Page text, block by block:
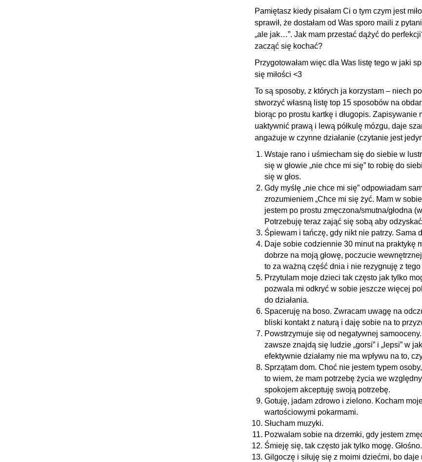
Pamiętasz kiedy pisałam Ci o tym czym jest
sprawił, że dostałam od Was sporo maili z
„ale jak…”. Jak mam przestać dążyć do
zacząć się kochać?
Przygotowałam więc dla Was listę tego w jaki
się miłości <3
To są sposoby, z których ja korzystam – niech
stworzyć własną listę top 15 sposobów na
biorąc po prostu kartkę i długopis.
uaktywnić prawą i lewą półkulę mózgu, daje
angażuje w czynne działanie (czytanie jest
Wstaje rano i uśmiecham się do siebie w
się w głowie „nie chce mi się” to robię do
się w głos.
Gdy myślę „nie chce mi się” odpowiadam
zrozumieniem „Chce mi się żyć. Mam w
jestem po prostu zmęczona/smutna/głodna
Potrzebuję teraz zająć się sobą aby
Śpiewam i tańczę, gdy nikt nie patrzy. Sama
Daje sobie codziennie 30 minut na praktykę
dobrze na moją głowę, poczucie
to za ważną część dnia i nie rezygnuję z tego
Przytulam moje dzieci tak często jak tylko
pozwala mi odkryć w sobie jeszcze więcej
do działania.
Spaceruję na boso. Zwracam uwagę na
bliski kontakt z naturą i daję sobie na to
Powstrzymuje się od negatywnej
zawsze znajdą się ludzie „gorsi” i „lepsi” w
efektywnie działamy nie ma wpływu na to,
Sprzątam dom. Choć nie jestem typem
to wiem, że mam potrzebę życia we
spokojem akceptuję swoją potrzebę.
Gotuję, jadam zdrowo i zielono. Kocham
wartościowymi pokarmami.
Słucham muzyki.
Pozwalam sobie na drzemki, gdy jestem
Śmieję się, tak często jak tylko mogę. Głośno.
Gilgoczę i siłuję się z moimi dziećmi, bo